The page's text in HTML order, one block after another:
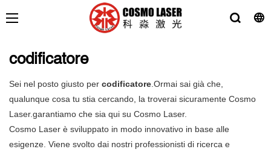
codificatore
Sei nel posto giusto per codificatore.Ormai sai già che,
qualunque cosa tu stia cercando, la troverai sicuramente Cosmo
Laser.garantiamo che sia qui su Cosmo Laser.
Cosmo Laser è sviluppato in modo innovativo in base alle
esigenze. Viene svolto dai nostri professionisti di ricerca e